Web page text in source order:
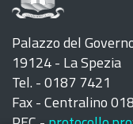
Palazzo del
19124 - La Spezia
Tel. - 0187 7421
Fax - Centralino